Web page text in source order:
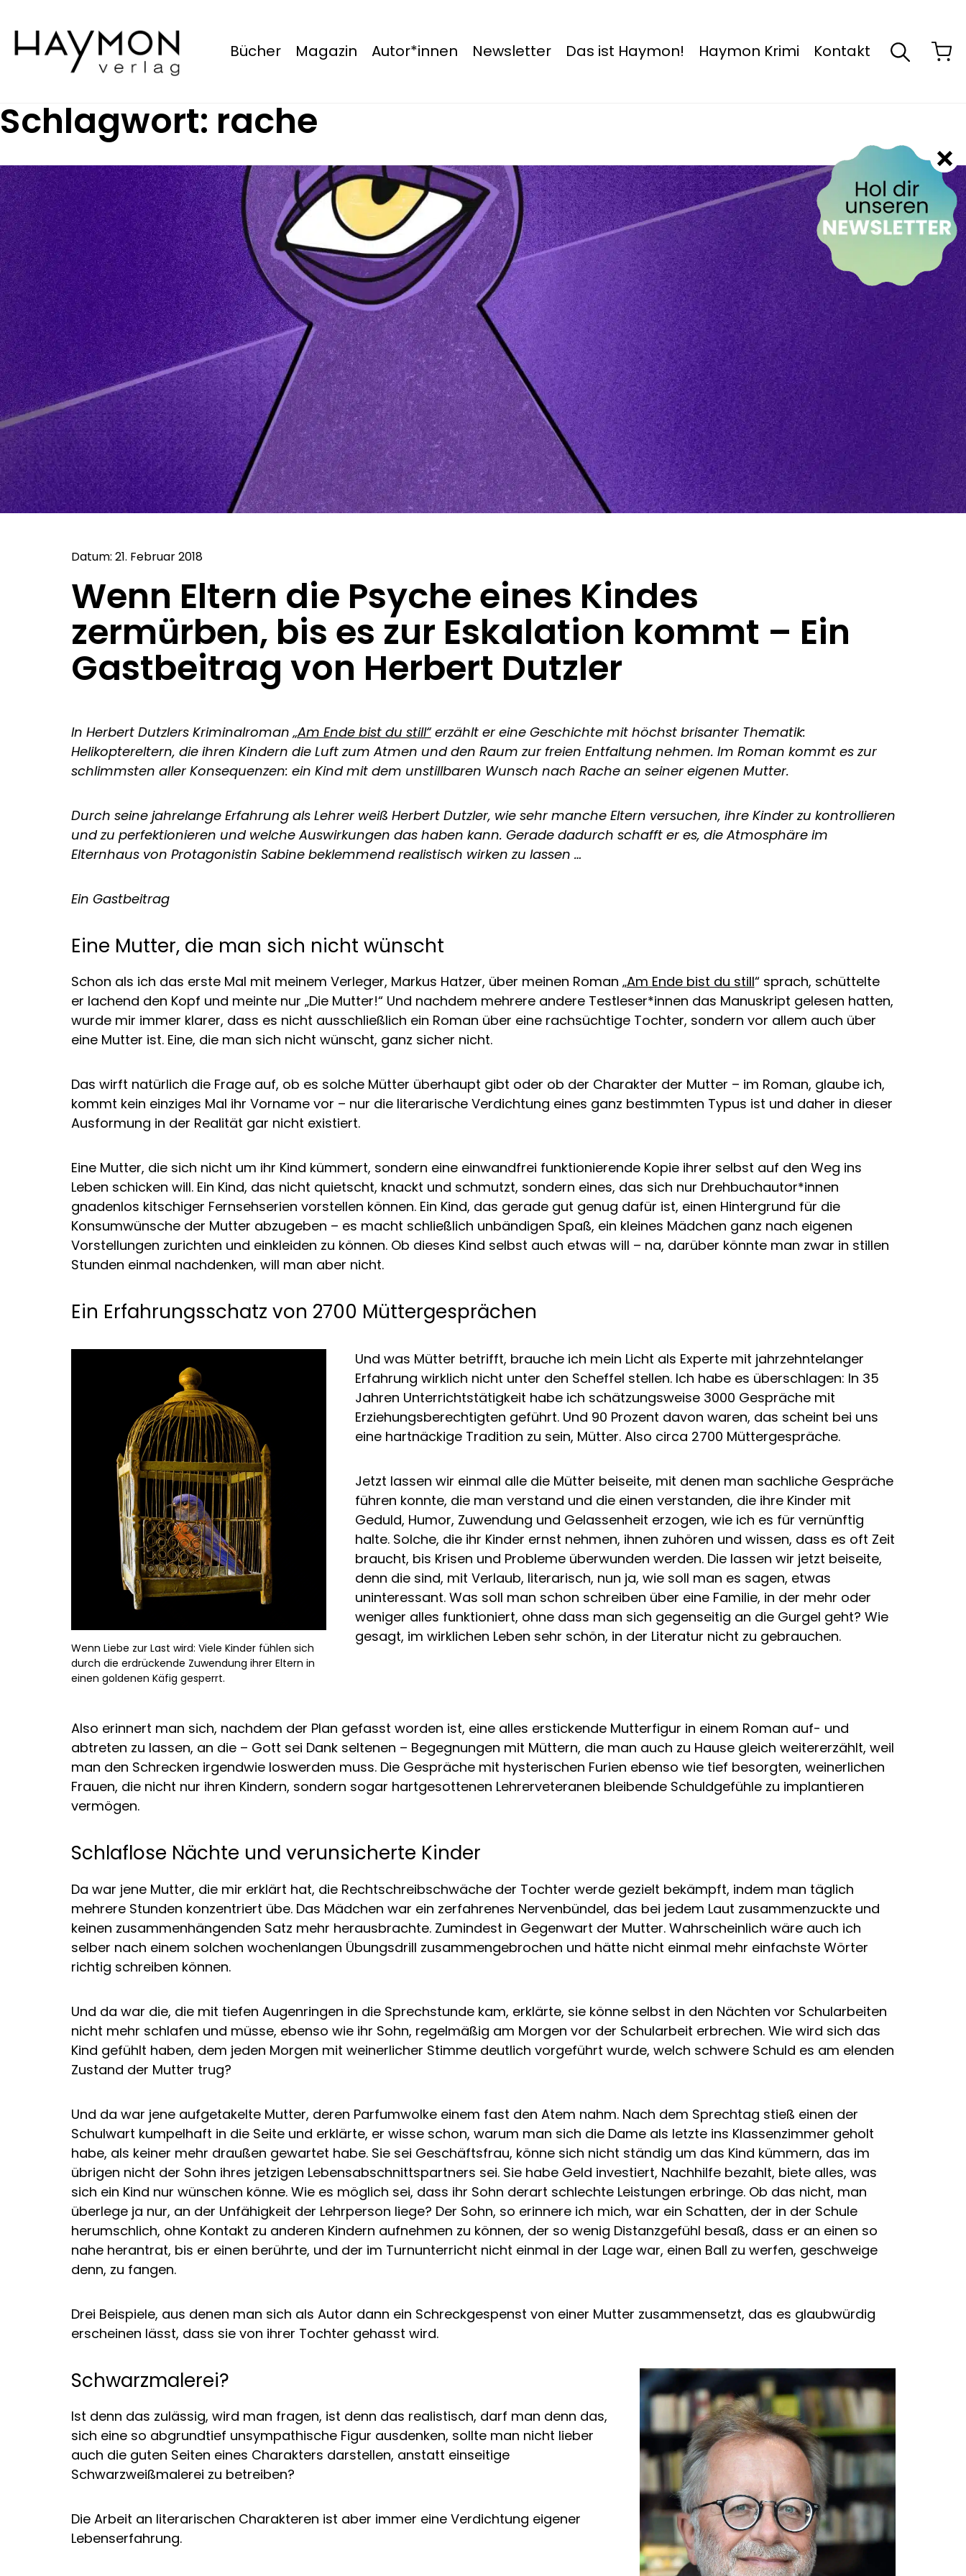
Bücher Magazin Autor*innen Newsletter Das ist Haymon! Haymon Krimi Kontakt
Schlagwort: rache
Datum: 21. Februar 2018
Wenn Eltern die Psyche eines Kindes
zermürben, bis es zur Eskalation kommt – Ein
Gastbeitrag von Herbert Dutzler
In Herbert Dutzlers Kriminalroman„Am Ende bist du still“erzählt er eine Geschichte mit höchst brisanter Thematik:
Helikoptereltern, die ihren Kindern die Luft zum Atmen und den Raum zur freien Entfaltung nehmen. Im Roman kommt es zur
schlimmsten aller Konsequenzen: ein Kind mit dem unstillbaren Wunsch nach Rache an seiner eigenen Mutter.
Durch seine jahrelange Erfahrung als Lehrer weiß Herbert Dutzler, wie sehr manche Eltern versuchen, ihre Kinder zu kontrollieren
und zu perfektionieren und welche Auswirkungen das haben kann. Gerade dadurch schafft er es, die Atmosphäre im
Elternhaus von Protagonistin Sabine beklemmend realistisch wirken zu lassen …
Ein Gastbeitrag
Eine Mutter, die man sich nicht wünscht
Schon als ich das erste Mal mit meinem Verleger, Markus Hatzer, über meinen Roman „Am Ende bist du still“ sprach, schüttelte
er lachend den Kopf und meinte nur „Die Mutter!“ Und nachdem mehrere andere Testleser*innen das Manuskript gelesen hatten,
wurde mir immer klarer, dass es nicht ausschließlich ein Roman über eine rachsüchtige Tochter, sondern vor allem auch über
eine Mutter ist. Eine, die man sich nicht wünscht, ganz sicher nicht.
Das wirft natürlich die Frage auf, ob es solche Mütter überhaupt gibt oder ob der Charakter der Mutter – im Roman, glaube ich,
kommt kein einziges Mal ihr Vorname vor – nur die literarische Verdichtung eines ganz bestimmten Typus ist und daher in dieser
Ausformung in der Realität gar nicht existiert.
Eine Mutter, die sich nicht um ihr Kind kümmert, sondern eine einwandfrei funktionierende Kopie ihrer selbst auf den Weg ins
Leben schicken will. Ein Kind, das nicht quietscht, knackt und schmutzt, sondern eines, das sich nur Drehbuchautor*innen
gnadenlos kitschiger Fernsehserien vorstellen können. Ein Kind, das gerade gut genug dafür ist, einen Hintergrund für die
Konsumwünsche der Mutter abzugeben – es macht schließlich unbändigen Spaß, ein kleines Mädchen ganz nach eigenen
Vorstellungen zurichten und einkleiden zu können. Ob dieses Kind selbst auch etwas will – na, darüber könnte man zwar in stillen
Stunden einmal nachdenken, will man aber nicht.
Ein Erfahrungsschatz von 2700 Müttergesprächen
Wenn Liebe zur Last wird: Viele Kinder fühlen sich
durch die erdrückende Zuwendung ihrer Eltern in
einen goldenen Käfig gesperrt.
Und was Mütter betrifft, brauche ich mein Licht als Experte mit jahrzehntelanger
Erfahrung wirklich nicht unter den Scheffel stellen. Ich habe es überschlagen: In 35
Jahren Unterrichtstätigkeit habe ich schätzungsweise 3000 Gespräche mit
Erziehungsberechtigten geführt. Und 90 Prozent davon waren, das scheint bei uns
eine hartnäckige Tradition zu sein, Mütter. Also circa 2700 Müttergespräche.
Jetzt lassen wir einmal alle die Mütter beiseite, mit denen man sachliche Gespräche
führen konnte, die man verstand und die einen verstanden, die ihre Kinder mit
Geduld, Humor, Zuwendung und Gelassenheit erzogen, wie ich es für vernünftig
halte. Solche, die ihr Kinder ernst nehmen, ihnen zuhören und wissen, dass es oft Zeit
braucht, bis Krisen und Probleme überwunden werden. Die lassen wir jetzt beiseite,
denn die sind, mit Verlaub, literarisch, nun ja, wie soll man es sagen, etwas
uninteressant. Was soll man schon schreiben über eine Familie, in der mehr oder
weniger alles funktioniert, ohne dass man sich gegenseitig an die Gurgel geht? Wie
gesagt, im wirklichen Leben sehr schön, in der Literatur nicht zu gebrauchen.
Also erinnert man sich, nachdem der Plan gefasst worden ist, eine alles erstickende Mutterfigur in einem Roman auf- und
abtreten zu lassen, an die – Gott sei Dank seltenen – Begegnungen mit Müttern, die man auch zu Hause gleich weitererzählt, weil
man den Schrecken irgendwie loswerden muss. Die Gespräche mit hysterischen Furien ebenso wie tief besorgten, weinerlichen
Frauen, die nicht nur ihren Kindern, sondern sogar hartgesottenen Lehrerveteranen bleibende Schuldgefühle zu implantieren
vermögen.
Schlaflose Nächte und verunsicherte Kinder
Da war jene Mutter, die mir erklärt hat, die Rechtschreibschwäche der Tochter werde gezielt bekämpft, indem man täglich
mehrere Stunden konzentriert übe. Das Mädchen war ein zerfahrenes Nervenbündel, das bei jedem Laut zusammenzuckte und
keinen zusammenhängenden Satz mehr herausbrachte. Zumindest in Gegenwart der Mutter. Wahrscheinlich wäre auch ich
selber nach einem solchen wochenlangen Übungsdrill zusammengebrochen und hätte nicht einmal mehr einfachste Wörter
richtig schreiben können.
Und da war die, die mit tiefen Augenringen in die Sprechstunde kam, erklärte, sie könne selbst in den Nächten vor Schularbeiten
nicht mehr schlafen und müsse, ebenso wie ihr Sohn, regelmäßig am Morgen vor der Schularbeit erbrechen. Wie wird sich das
Kind gefühlt haben, dem jeden Morgen mit weinerlicher Stimme deutlich vorgeführt wurde, welch schwere Schuld es am elenden
Zustand der Mutter trug?
Und da war jene aufgetakelte Mutter, deren Parfumwolke einem fast den Atem nahm. Nach dem Sprechtag stieß einen der
Schulwart kumpelhaft in die Seite und erklärte, er wisse schon, warum man sich die Dame als letzte ins Klassenzimmer geholt
habe, als keiner mehr draußen gewartet habe. Sie sei Geschäftsfrau, könne sich nicht ständig um das Kind kümmern, das im
übrigen nicht der Sohn ihres jetzigen Lebensabschnittspartners sei. Sie habe Geld investiert, Nachhilfe bezahlt, biete alles, was
sich ein Kind nur wünschen könne. Wie es möglich sei, dass ihr Sohn derart schlechte Leistungen erbringe. Ob das nicht, man
überlege ja nur, an der Unfähigkeit der Lehrperson liege? Der Sohn, so erinnere ich mich, war ein Schatten, der in der Schule
herumschlich, ohne Kontakt zu anderen Kindern aufnehmen zu können, der so wenig Distanzgefühl besaß, dass er an einen so
nahe herantrat, bis er einen berührte, und der im Turnunterricht nicht einmal in der Lage war, einen Ball zu werfen, geschweige
denn, zu fangen.
Drei Beispiele, aus denen man sich als Autor dann ein Schreckgespenst von einer Mutter zusammensetzt, das es glaubwürdig
erscheinen lässt, dass sie von ihrer Tochter gehasst wird.
Schwarzmalerei?
Ist denn das zulässig, wird man fragen, ist denn das realistisch, darf man denn das,
sich eine so abgrundtief unsympathische Figur ausdenken, sollte man nicht lieber
auch die guten Seiten eines Charakters darstellen, anstatt einseitige
Schwarzweißmalerei zu betreiben?
Die Arbeit an literarischen Charakteren ist aber immer eine Verdichtung eigener
Lebenserfahrung.